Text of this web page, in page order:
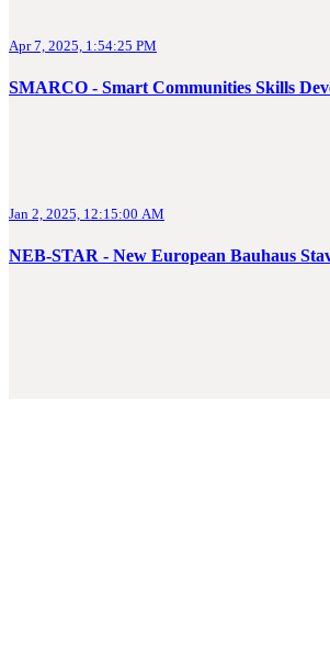
Apr 7, 2025, 1:54:25 PM
SMARCO - Smart Communities Skills
Jan 2, 2025, 12:15:00 AM
NEB-STAR - New European Bauhaus